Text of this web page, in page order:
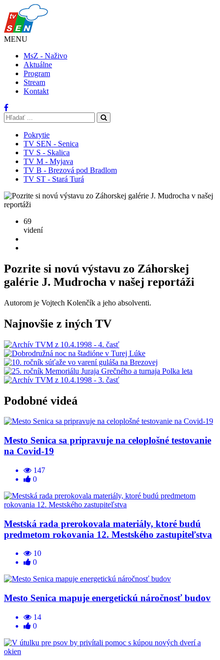
MENU
MsZ - Naživo
Aktuálne
Program
Stream
Kontakt
Pokrytie
TV SEN - Senica
TV S - Skalica
TV M - Myjava
TV B - Brezová pod Bradlom
TV ST - Stará Turá
69
videní
Pozrite si novú výstavu zo Záhorskej
galérie J. Mudrocha v našej reportáži
Autorom je Vojtech Kolenčík a jeho absolventi.
Najnovšie z iných TV
Podobné videá
Mesto Senica sa pripravuje na celoplošné testovanie
na Covid-19
147
0
Mestská rada prerokovala materiály, ktoré budú
predmetom rokovania 12. Mestského zastupiteľstva
10
0
Mesto Senica mapuje energetickú náročnosť budov
14
0